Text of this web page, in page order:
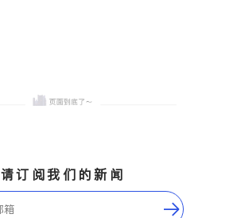
请订阅我们的新闻